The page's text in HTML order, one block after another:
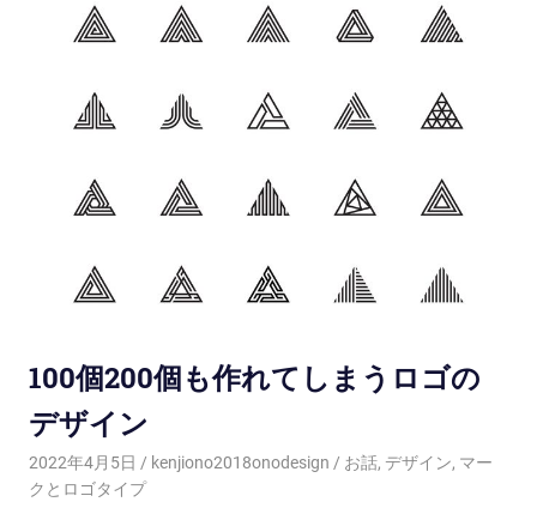
100個200個も作れてしまうロゴの
デザイン
2022年4月5日 kenjiono2018onodesign お話, デザイン, マー
クとロゴタイプ